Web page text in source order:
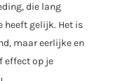
die lang
heeft gelijk. Het is
maar eerlijke en
effect op je